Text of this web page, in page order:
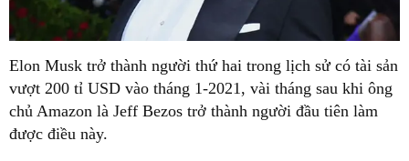
Elon Musk trở thành người thứ hai trong lịch sử có tài sản
vượt 200 tỉ USD vào tháng 1-2021, vài tháng sau khi ông
chủ Amazon là Jeff Bezos trở thành người đầu tiên làm
được điều này.